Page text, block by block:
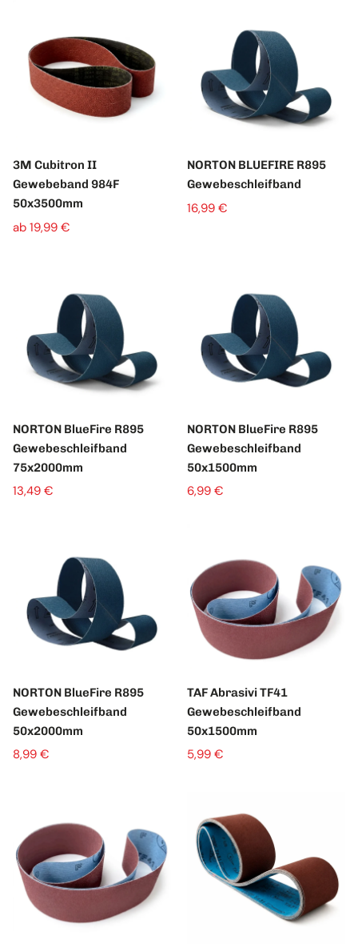
c
h
:
3M Cubitron II
Gewebeband 984F
50x3500mm
ab 19,99 €
NORTON BLUEFIRE R895
Gewebeschleifband
16,99 €
NORTON BlueFire R895
Gewebeschleifband
75x2000mm
13,49 €
NORTON BlueFire R895
Gewebeschleifband
50x1500mm
6,99 €
NORTON BlueFire R895
Gewebeschleifband
50x2000mm
8,99 €
TAF Abrasivi TF41
Gewebeschleifband
50x1500mm
5,99 €